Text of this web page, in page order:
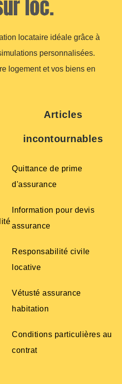
locataire idéale grâce à
personnalisées.
logement et vos biens en
Articles
incontournables
Quittance de prime
d'assurance
Information pour devis
assurance
Responsabilité civile
locative
Vétusté assurance
habitation
Conditions particulières au
contrat